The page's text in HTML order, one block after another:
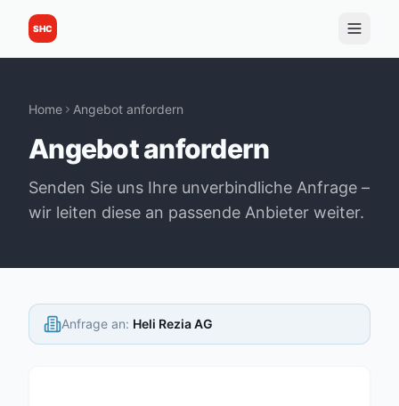
SHC
Home Angebot anfordern
Angebot anfordern
Senden Sie uns Ihre unverbindliche Anfrage –
wir leiten diese an passende Anbieter weiter.
Anfrage an: Heli Rezia AG